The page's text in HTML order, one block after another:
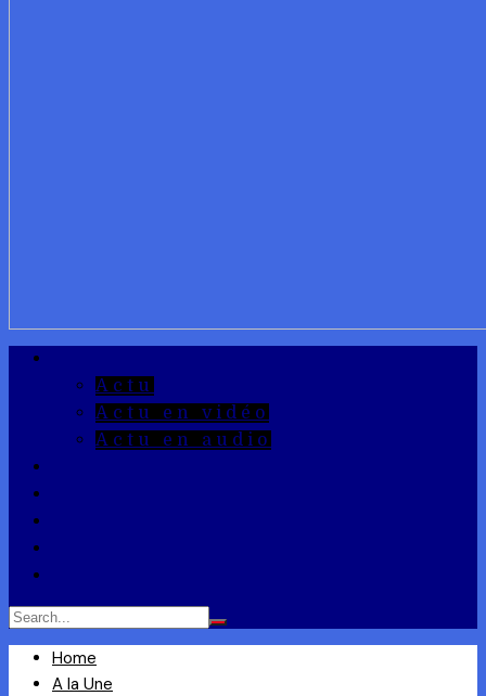
Actu
Actu en vidéo
Actu en audio
Home
A la Une